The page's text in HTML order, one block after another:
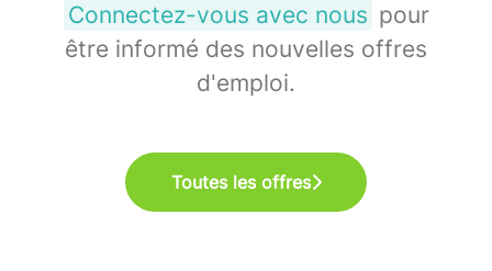
Connectez-vous avec nous pour
être informé des nouvelles offres
d'emploi.
Toutes les offres